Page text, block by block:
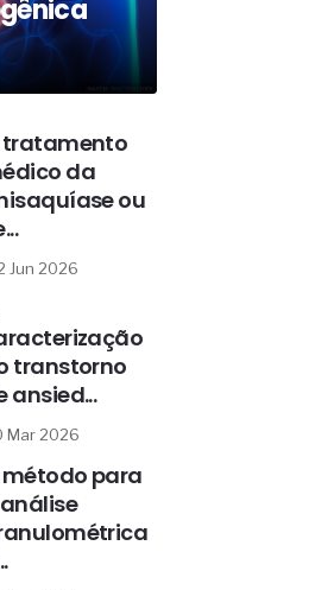
tratamento
da
ou
Jun 2026
transtorno
ansied...
Mar 2026
método para